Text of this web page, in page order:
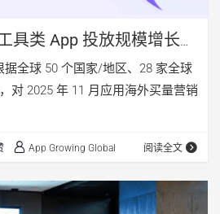
具类 App 投放规模增长近
广告策略分析
据全球 50 个国家/地区、28 家全球
对 2025 年 11 月应用海外买量营销
App Growing Global 阅读全文